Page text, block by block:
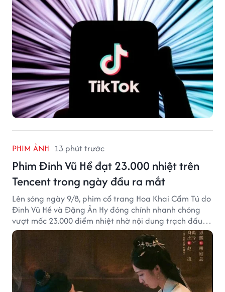
PHIM ẢNH 13 phút trước
Phim Đinh Vũ Hề đạt 23.000 nhiệt trên
Tencent trong ngày đầu ra mắt
Lên sóng ngày 9/8, phim cổ trang Hoa Khai Cẩm Tú do
Đinh Vũ Hề và Đặng Ân Hy đóng chính nhanh chóng
vượt mốc 23.000 điểm nhiệt nhờ nội dung trạch đấu
cuốn hút.